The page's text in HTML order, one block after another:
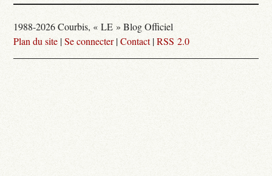
1988-2026 Courbis, « LE » Blog Officiel
Plan du site |Se connecter|Contact|RSS 2.0